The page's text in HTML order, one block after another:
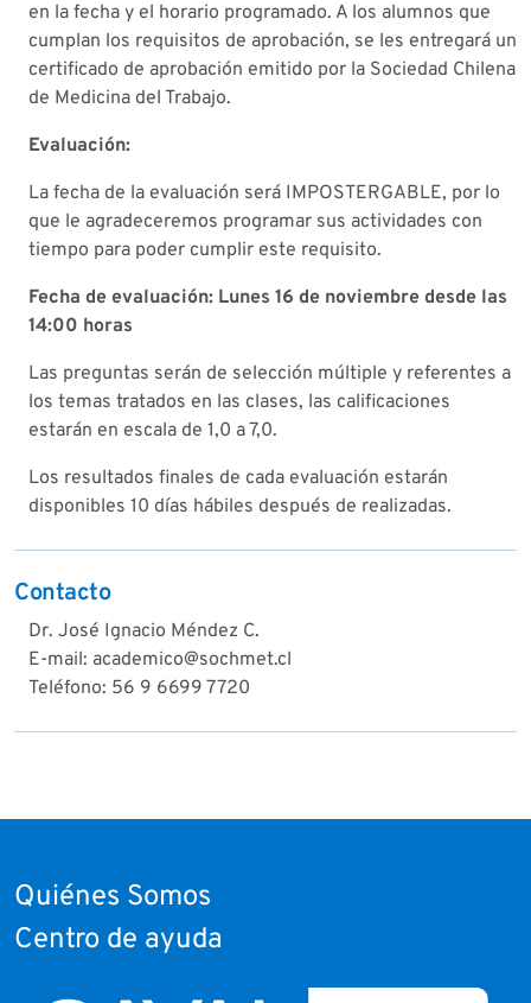
en la fecha y el horario programado. A los alumnos que
cumplan los requisitos de aprobación, se les entregará un
certificado de aprobación emitido por la Sociedad Chilena
de Medicina del Trabajo.
Evaluación:
La fecha de la evaluación será IMPOSTERGABLE, por lo
que le agradeceremos programar sus actividades con
tiempo para poder cumplir este requisito.
Fecha de evaluación: Lunes 16 de noviembre desde las
14:00 horas
Las preguntas serán de selección múltiple y referentes a
los temas tratados en las clases, las calificaciones
estarán en escala de 1,0 a 7,0.
Los resultados finales de cada evaluación estarán
disponibles 10 días hábiles después de realizadas.
Contacto
Dr. José Ignacio Méndez C.
E-mail: academico@sochmet.cl
Teléfono: 56 9 6699 7720
Quiénes Somos
Centro de ayuda